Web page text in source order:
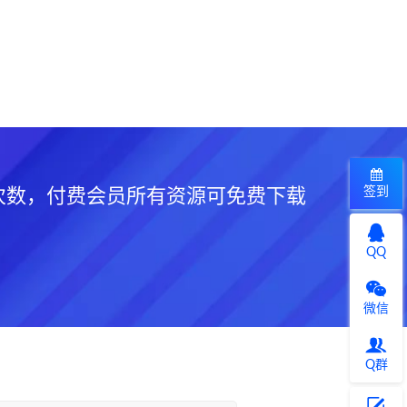
，付费会员所有资源可免费下载 签到
QQ
微信
Q群